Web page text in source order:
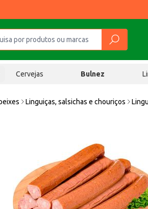
Cervejas Bulnez
Linguiças, salsichas e chouriços